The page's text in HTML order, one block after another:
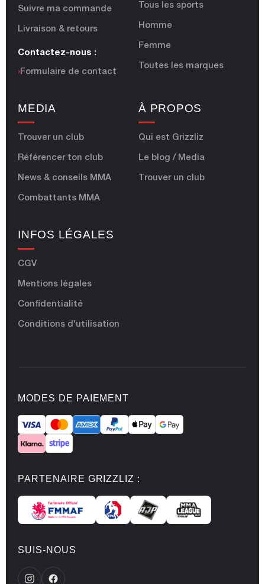
Suivre ma commande
Livraison & retours
Contactez-nous :
›Formulaire de contact
Tous les sports
Homme
Femme
Toutes les marques
MEDIA
Trouver un club
Référencer ton club
News & conseils MMA
Combattants MMA
À PROPOS
Qui est Grizzliz
Le blog / Media
Trouver un club
INFOS LÉGALES
CGV
Mentions légales
Confidentialité
Conditions d'utilisation
MODES DE PAIEMENT
PARTENAIRE GRIZZLIZ :
SUIS-NOUS